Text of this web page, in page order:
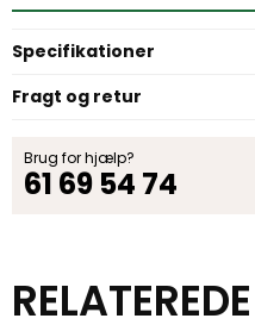
Specifikationer
Fragt og retur
Brug for hjælp?
61 69 54 74